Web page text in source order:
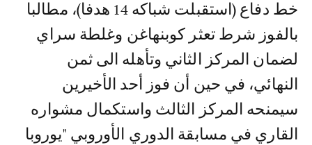
خط دفاع (استقبلت شباكه 14 هدفا)، مطالبا
بالفوز شرط تعثر كوبنهاغن وغلطة سراي
لضمان المركز الثاني وتأهله الى ثمن
النهائي، في حين أن فوز أحد الأخيرين
سيمنحه المركز الثالث واستكمال مشواره
القاري في مسابقة الدوري الأوروبي "يوروبا